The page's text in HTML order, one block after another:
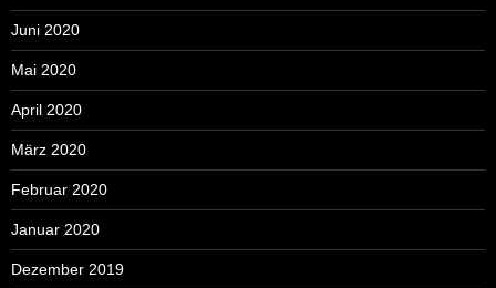
Juni 2020
Mai 2020
April 2020
März 2020
Februar 2020
Januar 2020
Dezember 2019